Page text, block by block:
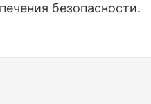
безопасности.